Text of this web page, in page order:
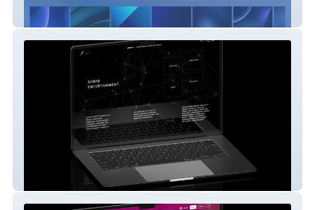
EAIC Website